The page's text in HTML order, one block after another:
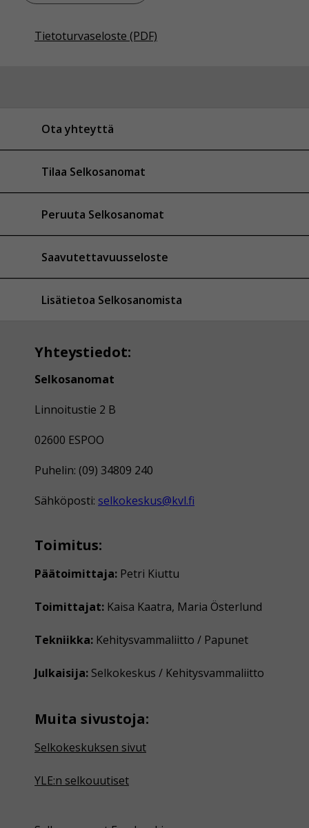
Tietoturvaseloste (PDF)
Ota yhteyttä
Tilaa Selkosanomat
Peruuta Selkosanomat
Saavutettavuusseloste
Lisätietoa Selkosanomista
Yhteystiedot:
Selkosanomat
Linnoitustie 2 B
02600 ESPOO
Puhelin: (09) 34809 240
Sähköposti: selkokeskus@kvl.fi
Toimitus:
Päätoimittaja: Petri Kiuttu
Toimittajat: Kaisa Kaatra, Maria Österlund
Tekniikka: Kehitysvammaliitto / Papunet
Julkaisija: Selkokeskus / Kehitysvammaliitto
Muita sivustoja:
Selkokeskuksen sivut
YLE:n selkouutiset